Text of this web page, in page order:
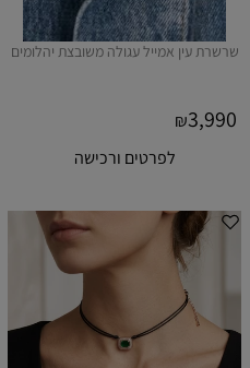
שרשרת עין אמייל עגולה משובצת יהלומים
₪3,990
לפרטים ורכישה